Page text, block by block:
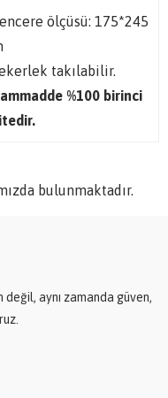
ölçüsü: 175*245
takılabilir.
%100 birinci
bulunmaktadır.
aynı zamanda güven,